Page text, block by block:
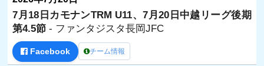
7月18日カモナンTRM U11、7月20日中越リーグ後期
第4.5節- ファンタジスタ長岡JFC
Facebook チーム情報